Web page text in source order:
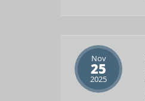
Nov
25
2025